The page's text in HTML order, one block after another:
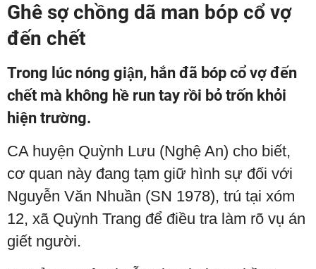
Ghê sợ chồng dã man bóp cổ vợ
đến chết
Trong lúc nóng giận, hắn đã bóp cổ vợ đến
chết mà không hề run tay rồi bỏ trốn khỏi
hiện trường.
CA huyện Quỳnh Lưu (Nghệ An) cho biết,
cơ quan này đang tạm giữ hình sự đối với
Nguyễn Văn Nhuần (SN 1978), trú tại xóm
12, xã Quỳnh Trang để điều tra làm rõ vụ án
giết người.